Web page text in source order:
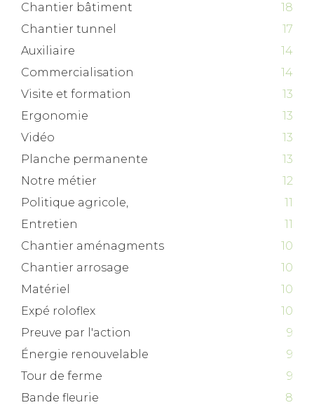
Chantier bâtiment
18
Chantier tunnel
17
Auxiliaire
14
Commercialisation
14
Visite et formation
13
Ergonomie
13
Vidéo
13
Planche permanente
13
Notre métier
12
Politique agricole,
11
Entretien
11
Chantier aménagments
10
Chantier arrosage
10
Matériel
10
Expé roloflex
10
Preuve par l'action
9
Énergie renouvelable
9
Tour de ferme
9
Bande fleurie
8